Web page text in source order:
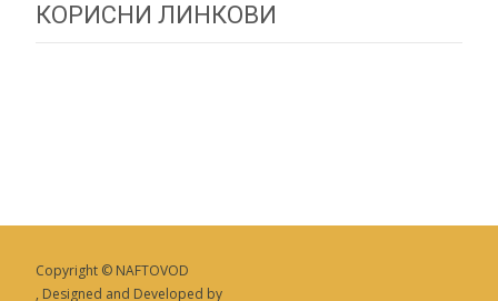
КОРИСНИ ЛИНКОВИ
Copyright © NAFTOVOD
, Designed and Developed by